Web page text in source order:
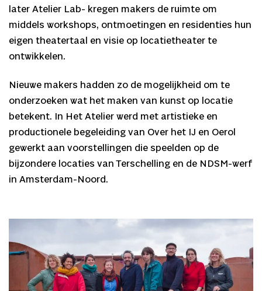
later Atelier Lab- kregen makers de ruimte om
middels workshops, ontmoetingen en residenties hun
eigen theatertaal en visie op locatietheater te
ontwikkelen.
Nieuwe makers hadden zo de mogelijkheid om te
onderzoeken wat het maken van kunst op locatie
betekent. In Het Atelier werd met artistieke en
productionele begeleiding van Over het IJ en Oerol
gewerkt aan voorstellingen die speelden op de
bijzondere locaties van Terschelling en de NDSM-werf
in Amsterdam-Noord.